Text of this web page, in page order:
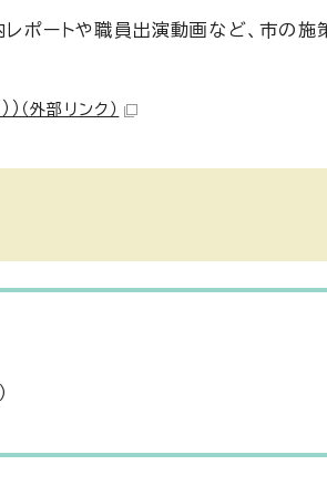
ポートや職員出演動画など、市の施
（外部リンク）